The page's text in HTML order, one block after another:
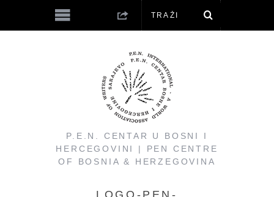
P.E.N. CENTAR U BOSNI I
HERCEGOVINI | PEN CENTRE
OF BOSNIA & HERZEGOVINA
LOGO-PEN-